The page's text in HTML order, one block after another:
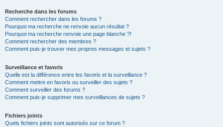
Recherche dans les forums
Comment rechercher dans les forums ?
Pourquoi ma recherche ne renvoie aucun résultat ?
Pourquoi ma recherche renvoie une page blanche ?!
Comment rechercher des membres ?
Comment puis-je trouver mes propres messages et sujets ?
Surveillance et favoris
Quelle est la différence entre les favoris et la surveillance ?
Comment mettre en favoris ou surveiller des sujets ?
Comment surveiller des forums ?
Comment puis-je supprimer mes surveillances de sujets ?
Fichiers joints
Quels fichiers joints sont autorisés sur ce forum ?